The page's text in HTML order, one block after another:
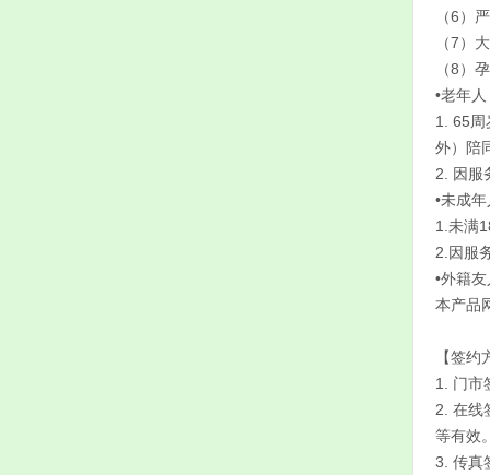
（6）
（7）
（8）
•老年
1. 65周
外）陪
2. 因服
•未成
1.未满
2.因服
•外籍
本产品
【签约
1. 门市
2. 在线
等有效
3. 传真